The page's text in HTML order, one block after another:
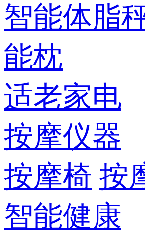
智能体脂
能枕
适老家电
按摩仪器
按摩椅 按
智能健康